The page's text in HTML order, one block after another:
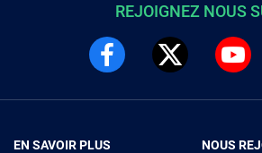
REJOIGNEZ NOUS
EN SAVOIR PLUS
NOUS